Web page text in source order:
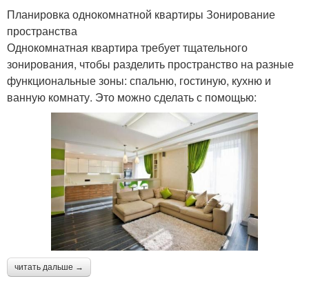
Планировка однокомнатной квартиры Зонирование
пространства
Однокомнатная квартира требует тщательного
зонирования, чтобы разделить пространство на разные
функциональные зоны: спальню, гостиную, кухню и
ванную комнату. Это можно сделать с помощью:
читать дальше →